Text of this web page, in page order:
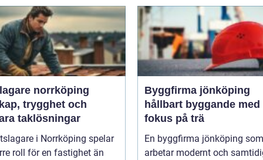
norrköping
trygghet och
taklösningar
i Norrköping spelar
roll för en fastighet än
Byggfirma jönköping
hållbart byggande med
fokus på trä
En byggfirma jönköping som
arbetar modernt och